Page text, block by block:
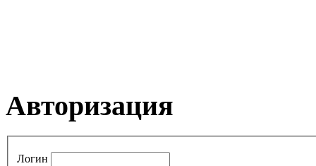
Авторизация
Логин